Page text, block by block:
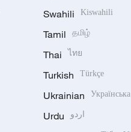
Swahili Kiswahili
Tamil தமிழ்
Thai ไทย
Turkish Türkçe
Ukrainian Українська
Urdu اردو